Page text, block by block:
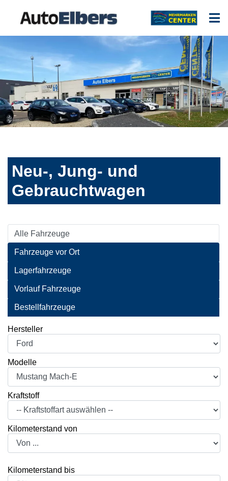
Neu-, Jung- und
Gebrauchtwagen
Alle Fahrzeuge
Fahrzeuge vor Ort
Lagerfahrzeuge
Vorlauf Fahrzeuge
Bestellfahrzeuge
Hersteller
Modelle
Kraftstoff
Kilometerstand von
Kilometerstand bis